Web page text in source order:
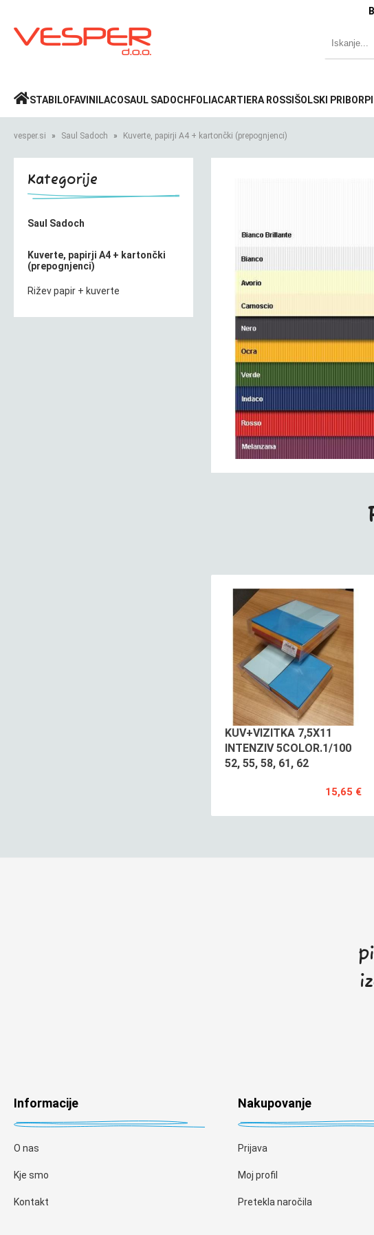
Prijava»
STABILO FAVINI LACOSAUL SADOCH FOLIACARTIERA ROSSI ŠOLSKI PRIBOR
vesper.si Saul Sadoch Kuverte, papirji A4 + kartončki (prepognjenci)
Kategorije
Saul Sadoch
Kuverte, papirji A4 + kartončki
(prepognjenci)
Rižev papir + kuverte
KUV+VIZITKA 7,5X11
INTENZIV 5COLOR.1/100
52, 55, 58, 61, 62
15,65 €
Informacije
O nas
Kje smo
Kontakt
Nakupovanje
Prijava
Moj profil
Pretekla naročila